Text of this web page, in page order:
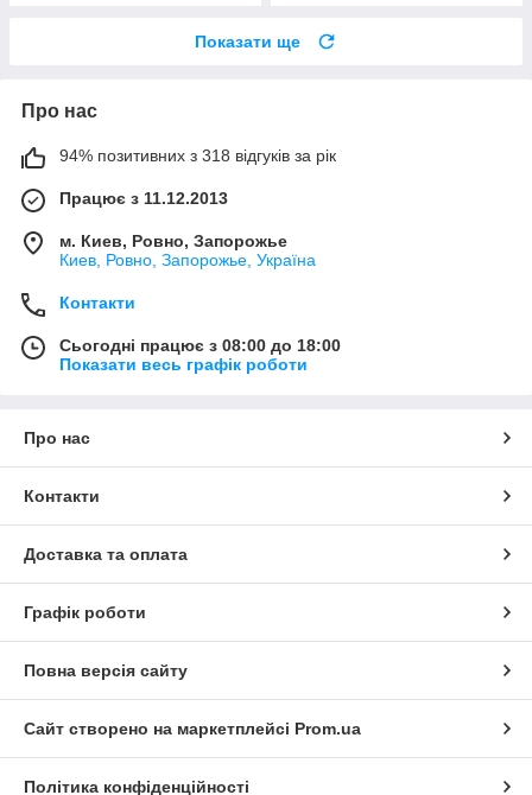
Показати ще
Про нас
94% позитивних з 318 відгуків за рік
Працює з 11.12.2013
м. Киев, Ровно, Запорожье
Киев, Ровно, Запорожье, Україна
Контакти
Сьогодні працює з 08:00 до 18:00
Показати весь графік роботи
Про нас
Контакти
Доставка та оплата
Графік роботи
Повна версія сайту
Сайт створено на маркетплейсі Prom.ua
Політика конфіденційності